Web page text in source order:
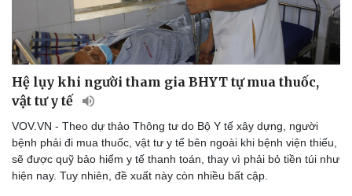
Hệ lụy khi người tham gia BHYT tự mua thuốc,
vật tư y tế
VOV.VN - Theo dự thảo Thông tư do Bộ Y tế xây dựng, người
bệnh phải đi mua thuốc, vật tư y tế bên ngoài khi bệnh viện thiếu,
sẽ được quỹ bảo hiểm y tế thanh toán, thay vì phải bỏ tiền túi như
hiện nay. Tuy nhiên, đề xuất này còn nhiều bất cập.